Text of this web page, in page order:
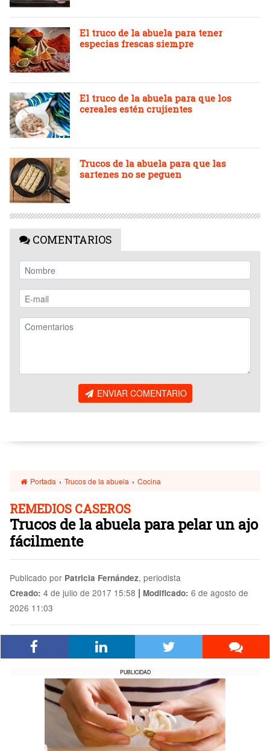
El truco de la abuela para tener
especias frescas siempre
El truco de la abuela para que los
cereales estén crujientes
Trucos de la abuela para que las
sartenes no se peguen
COMENTARIOS
ENVIAR COMENTARIO
Portada › Trucos de la abuela › Cocina
REMEDIOS CASEROS
Trucos de la abuela para pelar un ajo
fácilmente
Publicado por Patricia Fernández, periodista
Creado: 4 de julio de 2017 15:58 | Modificado: 6 de agosto de
2026 11:03
PUBLICIDAD